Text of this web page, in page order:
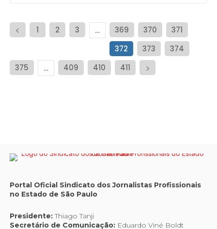
1 2 3 … 369 370
371
372
373
374
375
… 409 410 411
Portal Oficial Sindicato dos Jornalistas Profissionais
no Estado de São Paulo
Presidente:Thiago Tanji
Secretário de Comunicação: Eduardo Viné Boldt